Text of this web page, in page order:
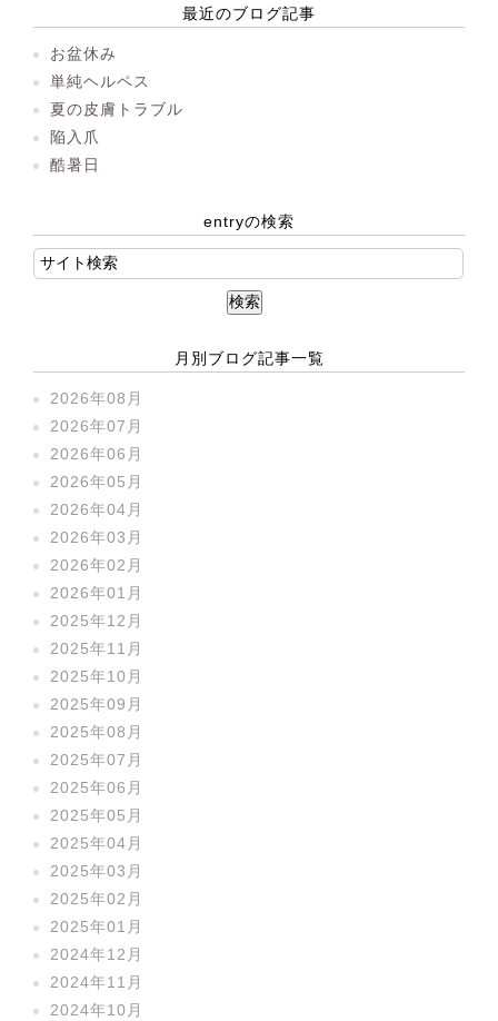
最近のブログ記事
お盆休み
単純ヘルペス
夏の皮膚トラブル
陥入爪
酷暑日
entryの検索
月別ブログ記事一覧
2026年08月
2026年07月
2026年06月
2026年05月
2026年04月
2026年03月
2026年02月
2026年01月
2025年12月
2025年11月
2025年10月
2025年09月
2025年08月
2025年07月
2025年06月
2025年05月
2025年04月
2025年03月
2025年02月
2025年01月
2024年12月
2024年11月
2024年10月